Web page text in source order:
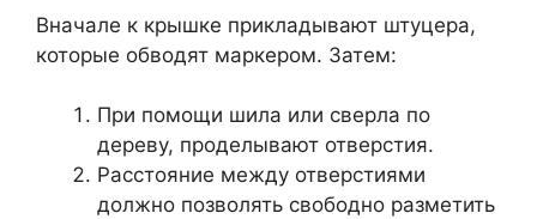
Вначале к крышке прикладывают штуцера,
которые обводят маркером. Затем:
При помощи шила или сверла по
дереву, проделывают отверстия.
Расстояние между отверстиями
должно позволять свободно разметить